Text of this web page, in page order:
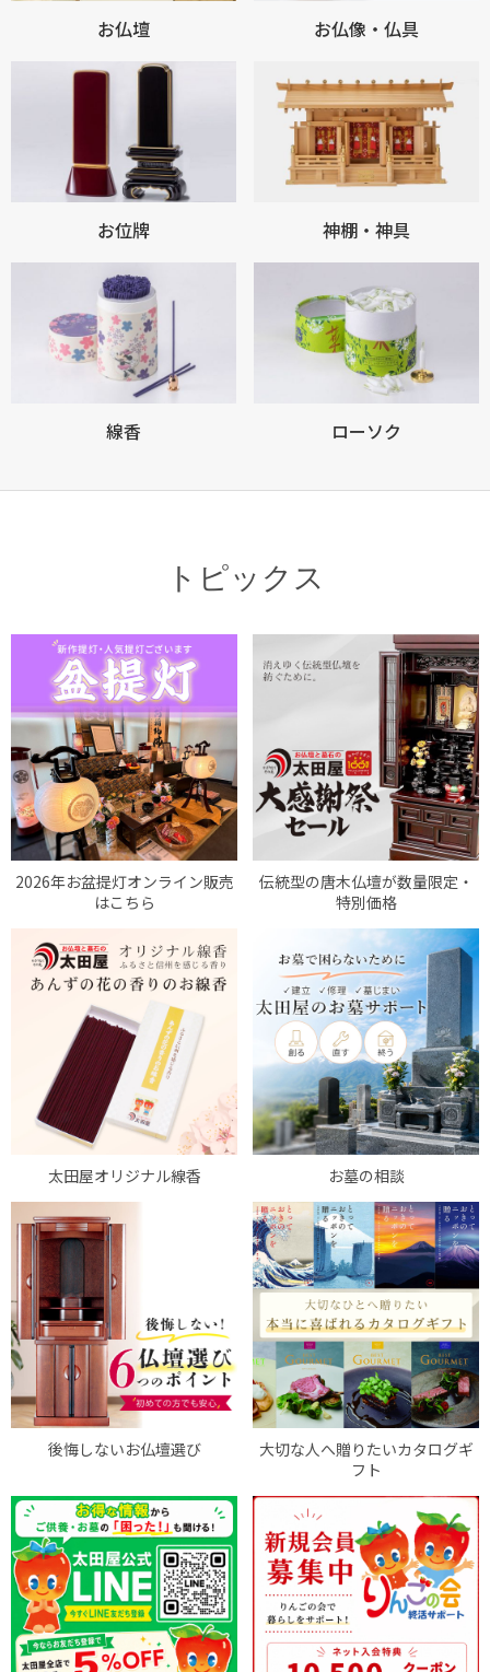
お仏壇 お仏像・仏具
お位牌 神棚・神具
線香 ローソク
トピックス
2026年お盆提灯オンライン販売
はこちら
伝統型の唐木仏壇が数量限定・
特別価格
太田屋オリジナル線香 お墓の相談
後悔しないお仏壇選び
大切な人へ贈りたいカタログギ
フト